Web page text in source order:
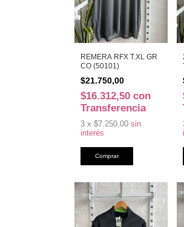
REMERA RFX T.XL GR
CO (50101)
$21.750,00
$16.312,50 con
Transferencia
3 x $7.250,00 sin
interés